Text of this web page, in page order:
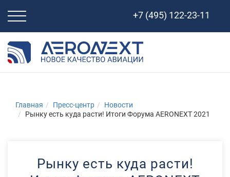
Свернуть
навигацию
+7 (495) 122-23-11
Главная Пресс-центр
Новости
Рынку есть куда расти! Итоги Форума AERONEXT 2021
Рынку есть куда расти!